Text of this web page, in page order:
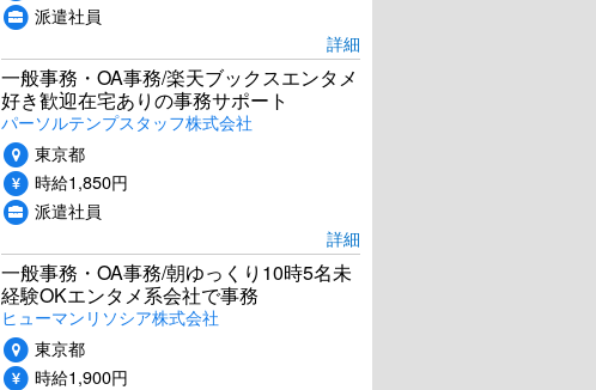
派遣社員
詳細
一般事務・OA事務/楽天ブックスエンタメ
好き歓迎在宅ありの事務サポート
パーソルテンプスタッフ株式会社
東京都
時給1,850円
派遣社員
詳細
一般事務・OA事務/朝ゆっくり10時5名未
経験OKエンタメ系会社で事務
ヒューマンリソシア株式会社
東京都
時給1,900円